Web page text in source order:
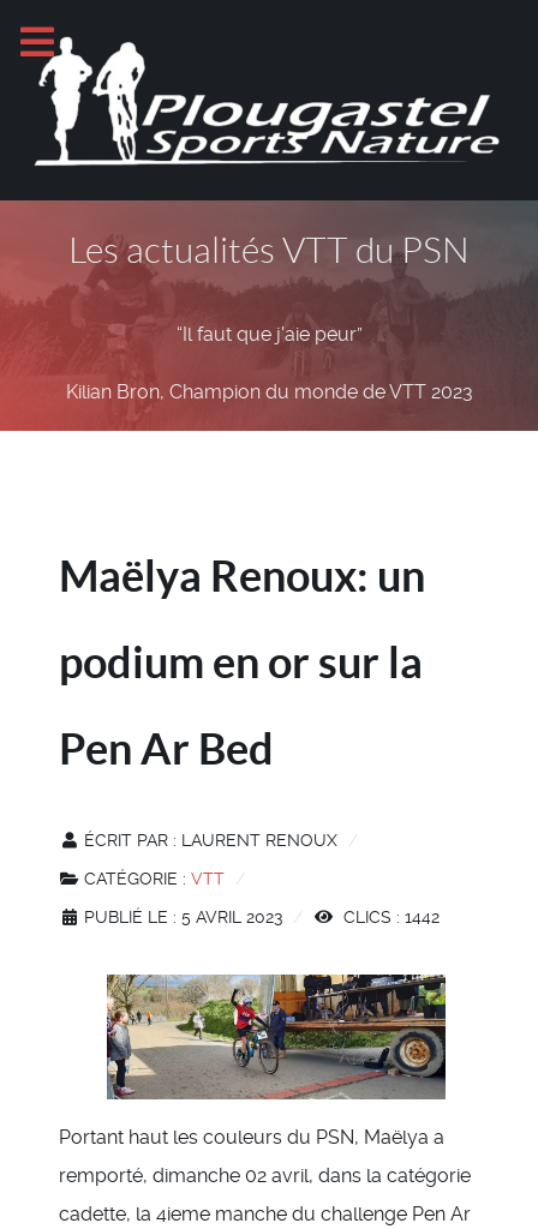
Les actualités VTT du PSN
“Il faut que j'aie peur”
Kilian Bron, Champion du monde de VTT 2023
Maëlya Renoux: un
podium en or sur la
Pen Ar Bed
ÉCRIT PAR : LAURENT RENOUX
CATÉGORIE : VTT
PUBLIÉ LE : 5 AVRIL 2023
CLICS : 1442
Portant haut les couleurs du PSN, Maëlya a
remporté, dimanche 02 avril, dans la catégorie
cadette, la 4ieme manche du challenge Pen Ar